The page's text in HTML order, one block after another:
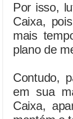
Por isso,
Caixa,
mais
plano de
Contudo,
em sua
Caixa,